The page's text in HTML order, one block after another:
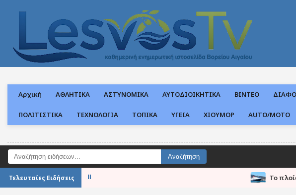
Αρχική ΑΘΛΗΤΙΚΑ ΑΣΤΥΝΟΜΙΚΑ ΑΥΤΟΔΙΟΙΚΗΤΙΚΑ ΒΙΝΤΕΟ
ΠΟΛΙΤΙΣΤΙΚΑ ΤΕΧΝΟΛΟΓΙΑ ΤΟΠΙΚΑ ΥΓΕΙΑ ΧΙΟΥΜΟΡ AUTO/MOTO
Αναζήτηση ειδήσεων
Τελευταίες Ειδήσεις ⏸ Το πλοίο «Νήσος